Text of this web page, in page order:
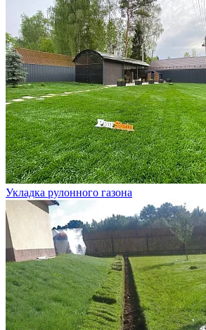
Укладка рулонного газона